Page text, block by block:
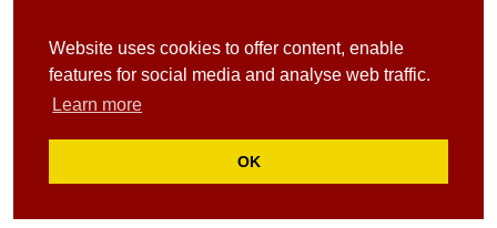
Website uses cookies to offer content, enable
features for social media and analyse web traffic.
Learn more
OK